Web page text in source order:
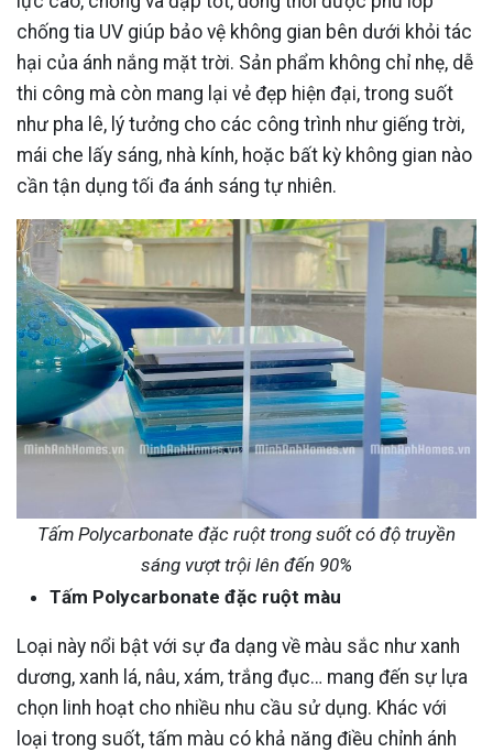
chống tia UV giúp bảo vệ không gian bên dưới khỏi tác
hại của ánh nắng mặt trời. Sản phẩm không chỉ nhẹ, dễ
thi công mà còn mang lại vẻ đẹp hiện đại, trong suốt
như pha lê, lý tưởng cho các công trình như giếng trời,
mái che lấy sáng, nhà kính, hoặc bất kỳ không gian nào
cần tận dụng tối đa ánh sáng tự nhiên.
Tấm Polycarbonate đặc ruột trong suốt có độ truyền
sáng vượt trội lên đến 90%
Tấm Polycarbonate đặc ruột màu
Loại này nổi bật với sự đa dạng về màu sắc như xanh
dương, xanh lá, nâu, xám, trắng đục… mang đến sự lựa
chọn linh hoạt cho nhiều nhu cầu sử dụng. Khác với
loại trong suốt, tấm màu có khả năng điều chỉnh ánh